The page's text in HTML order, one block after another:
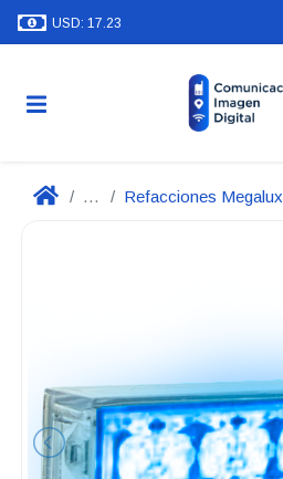
USD: 17.23
... Refacciones Megalux